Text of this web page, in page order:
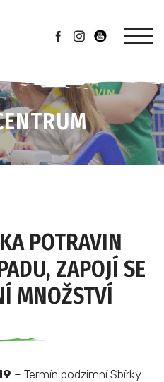
POTRAVIN
ZAPOJÍ SE
MNOŽSTVÍ
– Termín podzimní Sbírky